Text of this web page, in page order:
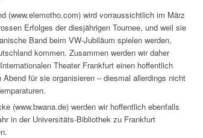
(www.elemotho.com) wird vorraussichtlich im März
Erfolges der diesjährigen Tournee, und weil sie
Band beim VW-Jubiläum spielen werden,
kommen. Zusammen werden wir daher
Theater Frankfurt einen hoffentlich
Abend für sie organisieren – diesmal allerdings nicht
(www.bwana.de) werden wir hoffentlich ebenfalls
in der Universitäts-Bibliothek zu Frankfurt